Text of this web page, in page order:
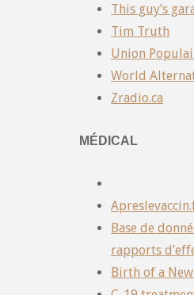
This guy’s
Tim Truth
Union
World
Zradio.ca
MÉDICAL
Base de
rapports
Birth of a